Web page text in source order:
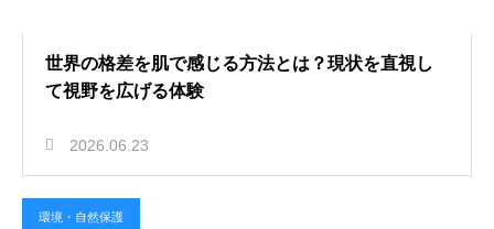
世界の格差を肌で感じる方法とは？現状を直視し
て視野を広げる体験
2026.06.23
環境・自然保護